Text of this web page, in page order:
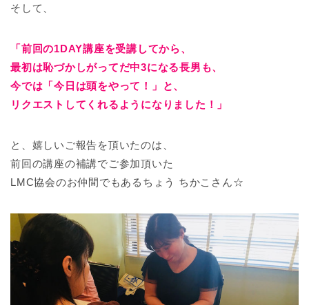
そして、
「前回の1DAY講座を受講してから、
最初は恥づかしがってだ中3になる長男も、
今では「今日は頭をやって！」と、
リクエストしてくれるようになりました！」
と、嬉しいご報告を頂いたのは、
前回の講座の補講でご参加頂いた
LMC協会のお仲間でもあるちょう ちかこさん☆